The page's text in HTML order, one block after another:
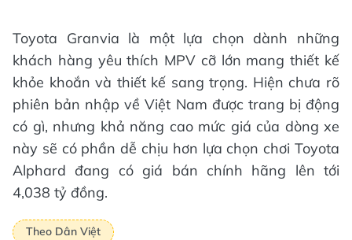
Toyota Granvia là một lựa chọn dành những
khách hàng yêu thích MPV cỡ lớn mang thiết kế
khỏe khoắn và thiết kế sang trọng. Hiện chưa rõ
phiên bản nhập về Việt Nam được trang bị động
có gì, nhưng khả năng cao mức giá của dòng xe
này sẽ có phần dễ chịu hơn lựa chọn chơi Toyota
Alphard đang có giá bán chính hãng lên tới
4,038 tỷ đồng.​
Theo Dân Việt